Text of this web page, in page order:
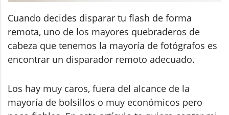
Cuando decides disparar tu flash de forma
remota, uno de los mayores quebraderos de
cabeza que tenemos la mayoría de fotógrafos es
encontrar un disparador remoto adecuado.
Los hay muy caros, fuera del alcance de la
mayoría de bolsillos o muy económicos pero